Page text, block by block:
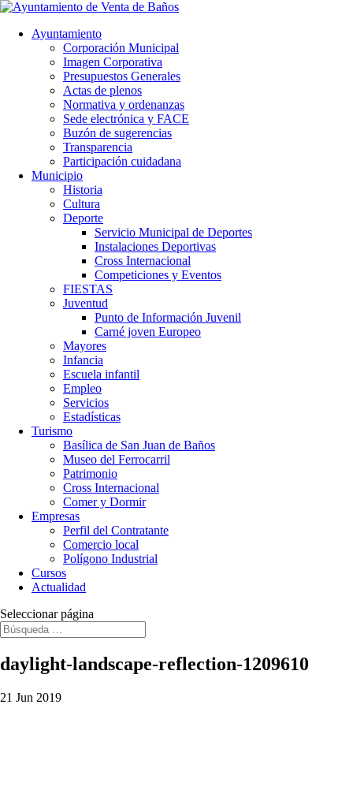
Ayuntamiento
Corporación Municipal
Imagen Corporativa
Presupuestos Generales
Actas de plenos
Normativa y ordenanzas
Sede electrónica y FACE
Buzón de sugerencias
Transparencia
Participación cuidadana
Municipio
Historia
Cultura
Deporte
Servicio Municipal de Deportes
Instalaciones Deportivas
Cross Internacional
Competiciones y Eventos
FIESTAS
Juventud
Punto de Información Juvenil
Carné joven Europeo
Mayores
Infancia
Escuela infantil
Empleo
Servicios
Estadísticas
Turismo
Basílica de San Juan de Baños
Museo del Ferrocarril
Patrimonio
Cross Internacional
Comer y Dormir
Empresas
Perfil del Contratante
Comercio local
Polígono Industrial
Cursos
Actualidad
Seleccionar página
daylight-landscape-reflection-1209610
21 Jun 2019